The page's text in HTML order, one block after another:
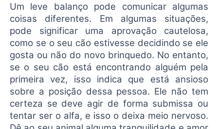
Um leve balanço pode comunicar algumas
coisas diferentes. Em algumas situações,
pode significar uma aprovação cautelosa,
como se o seu cão estivesse decidindo se ele
gosta ou não do novo brinquedo. No entanto,
se o seu cão está encontrando alguém pela
primeira vez, isso indica que está ansioso
sobre a posição dessa pessoa. Ele não tem
certeza se deve agir de forma submissa ou
tentar ser o alfa, e isso o deixa meio nervoso.